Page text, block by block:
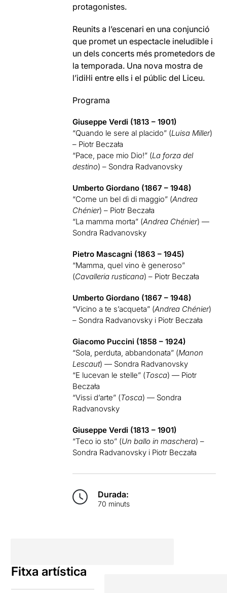
protagonistes.
Reunits a l’escenari en una conjunció
que promet un espectacle ineludible i
un dels concerts més prometedors de
la temporada. Una nova mostra de
l’idil·li entre ells i el públic del Liceu.
Programa
Giuseppe Verdi (1813 – 1901)
“Quando le sere al placido” (Luisa Miller)
– Piotr Beczała
“Pace, pace mio Dio!” (La forza del
destino) – Sondra Radvanovsky
Umberto Giordano (1867 – 1948)
“Come un bel dì di maggio” (Andrea
Chénier) – Piotr Beczała
“La mamma morta” (Andrea Chénier) —
Sondra Radvanovsky
Pietro Mascagni (1863 – 1945)
“Mamma, quel vino è generoso”
(Cavalleria rusticana) – Piotr Beczała
Umberto Giordano (1867 – 1948)
“Vicino a te s’acqueta” (Andrea Chénier)
– Sondra Radvanovsky i Piotr Beczała
Giacomo Puccini (1858 – 1924)
“Sola, perduta, abbandonata” (Manon
Lescaut) — Sondra Radvanovsky
“E lucevan le stelle” (Tosca) — Piotr
Beczała
“Vissi d’arte” (Tosca) — Sondra
Radvanovsky
Giuseppe Verdi (1813 – 1901)
“Teco io sto” (Un ballo in maschera) –
Sondra Radvanovsky i Piotr Beczała
Durada:
70 minuts
Fitxa artística